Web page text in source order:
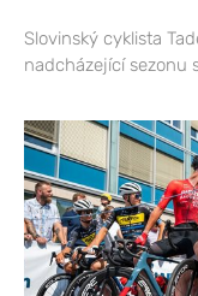
Slovinský cyklista
nadcházející sezonu